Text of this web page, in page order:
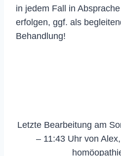
in jedem Fall in
erfolgen, ggf. als
Behandlung!
Letzte Bearbeitung am
– 11:43 Uhr von